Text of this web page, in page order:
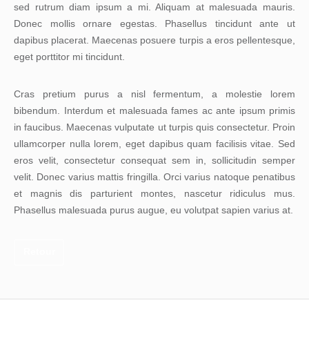
sed rutrum diam ipsum a mi. Aliquam at malesuada mauris.
Donec mollis ornare egestas. Phasellus tincidunt ante ut
dapibus placerat. Maecenas posuere turpis a eros pellentesque,
eget porttitor mi tincidunt.
Cras pretium purus a nisl fermentum, a molestie lorem
bibendum. Interdum et malesuada fames ac ante ipsum primis
in faucibus. Maecenas vulputate ut turpis quis consectetur. Proin
ullamcorper nulla lorem, eget dapibus quam facilisis vitae. Sed
eros velit, consectetur consequat sem in, sollicitudin semper
velit. Donec varius mattis fringilla. Orci varius natoque penatibus
et magnis dis parturient montes, nascetur ridiculus mus.
Phasellus malesuada purus augue, eu volutpat sapien varius at.